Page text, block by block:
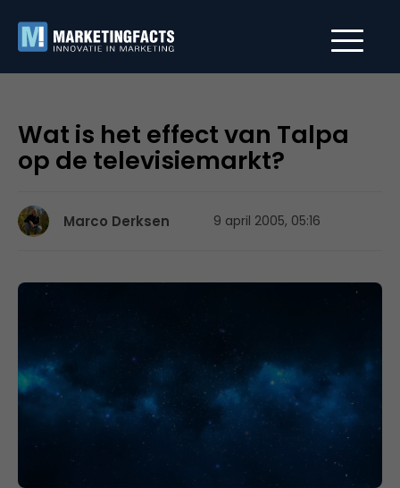
Wat is het effect van Talpa
op de televisiemarkt?
Marco Derksen 9 april 2005, 05:16